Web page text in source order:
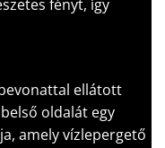
fényt, így
ellátott
oldalát egy
amely vízlepergető